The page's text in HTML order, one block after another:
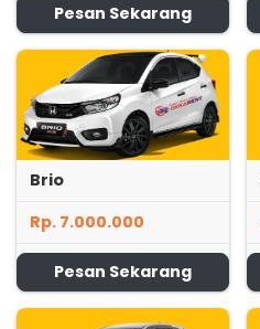
Pesan Sekarang
Brio
Rp. 7.000.000
Pesan Sekarang